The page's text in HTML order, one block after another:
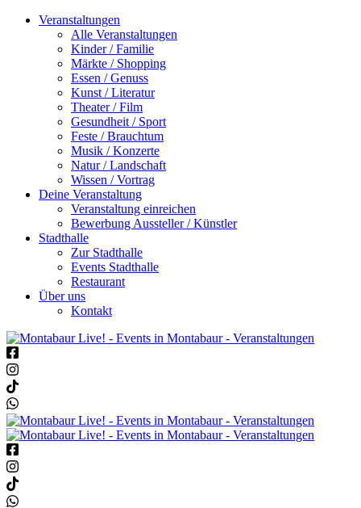
Veranstaltungen
Alle Veranstaltungen
Kinder / Familie
Märkte / Shopping
Essen / Genuss
Kunst / Literatur
Theater / Film
Gesundheit / Sport
Feste / Brauchtum
Musik / Konzerte
Natur / Landschaft
Wissen / Vortrag
Deine Veranstaltung
Veranstaltung einreichen
Bewerbung Aussteller / Künstler
Stadthalle
Zur Stadthalle
Events Stadthalle
Restaurant
Über uns
Kontakt